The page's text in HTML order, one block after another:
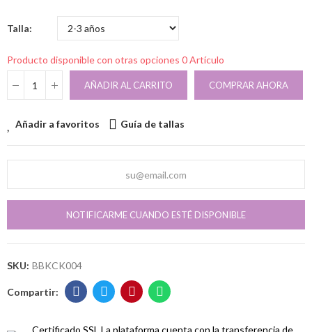
Talla
Producto disponible con otras opciones 0 Artículo
AÑADIR AL CARRITO COMPRAR AHORA
Añadir a favoritos Guía de tallas
NOTIFICARME CUANDO ESTÉ DISPONIBLE
SKU: BBKCK004
Certificado SSL La plataforma cuenta con la transferencia de